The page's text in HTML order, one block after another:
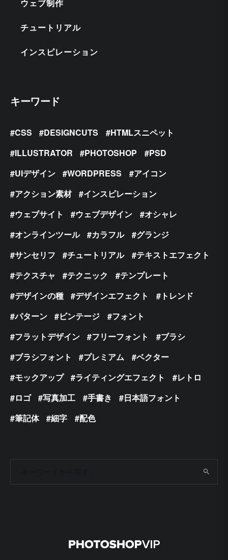
ウェブ制作
チュートリアル
インスピレーション
キーワード
CSS DESIGNCUTS
HTMLスニペット
ILLUSTRATOR
PHOTOSHOP
PSD
UIデザイン
WORDPRESS
アイコン
アクション素材
インスピレーション
ウェブサイト
ウェブデザイン
オシャレ
オンラインツール
カラフル
グランジ
サンセリフ
チュートリアル
テキストエフェクト
テクスチャ
テクニック
テンプレート
デザインの種
デザインエフェクト
トレンド
パターン
ビンテージ
フォント
フラットデザイン
フリーフォント
ブラシ
ブラシフォント
プレミアム
ベクター
モックアップ
ライティングエフェクト
レトロ
ロゴ
写真加工 手書き
日本語フォント
筆記体
細字 配色